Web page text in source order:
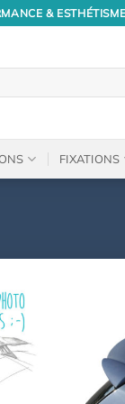
& ESTHÉTISME
FIXATIONS